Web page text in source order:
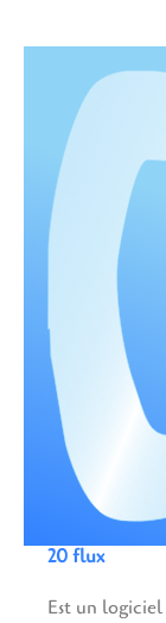
20 flux
Est un